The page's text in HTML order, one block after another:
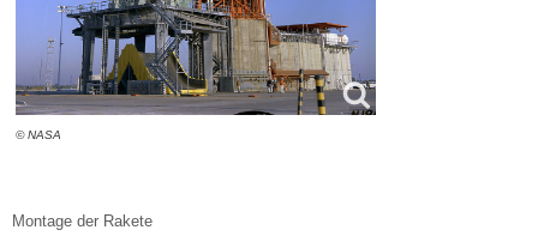
© NASA
Montage der Rakete